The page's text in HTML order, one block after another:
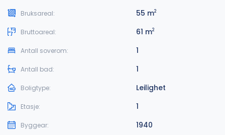
Bruksareal: 55 m2
Bruttoareal: 61 m2
Antall soverom: 1
Antall bad: 1
Boligtype: Leilighet
Etasje: 1
Byggear: 1940